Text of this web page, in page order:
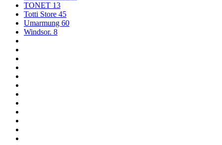
TONET 13
Totti Store 45
Umarmung 60
Windsor. 8